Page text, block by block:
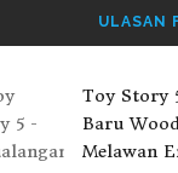
ULASAN
Toy Story
Baru
Melawan